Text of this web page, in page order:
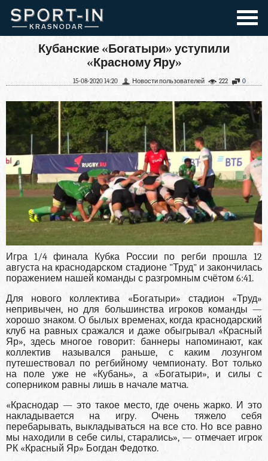
Кубанские «Богатыри» уступили
«Красному Яру»
0
222
Новости пользователей
15-08-2020 14:20
Игра 1/4 финала Кубка России по регби прошла 12
августа на краснодарском стадионе "Труд" и закончилась
поражением нашей команды с разгромным счётом 6:41.
Для нового коллектива «Богатыри» стадион «Труд»
непривычен, но для большинства игроков команды —
хорошо знаком. О былых временах, когда краснодарский
клуб на равных сражался и даже обыгрывал «Красный
Яр», здесь многое говорит: баннеры напоминают, как
коллектив назывался раньше, с каким лозунгом
путешествовал по регбийному чемпионату. Вот только
на поле уже не «Кубань», а «Богатыри», и силы с
соперником равны лишь в начале матча.
«Краснодар — это такое место, где очень жарко. И это
накладывается на игру. Очень тяжело себя
перебарывать, выкладываться на все сто. Но все равно
мы находили в себе силы, старались», — отмечает игрок
РК «Красный Яр» Богдан Федотко.